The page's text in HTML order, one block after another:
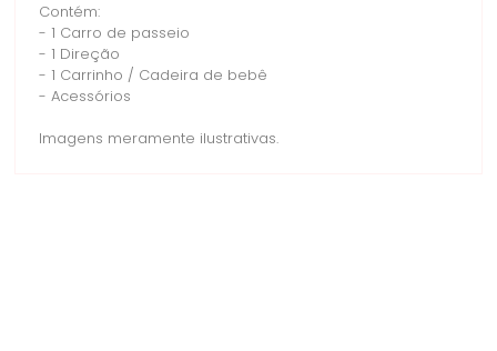
Contém:
- 1 Carro de passeio
- 1 Direção
- 1 Carrinho / Cadeira de bebê
- Acessórios
Imagens meramente ilustrativas.